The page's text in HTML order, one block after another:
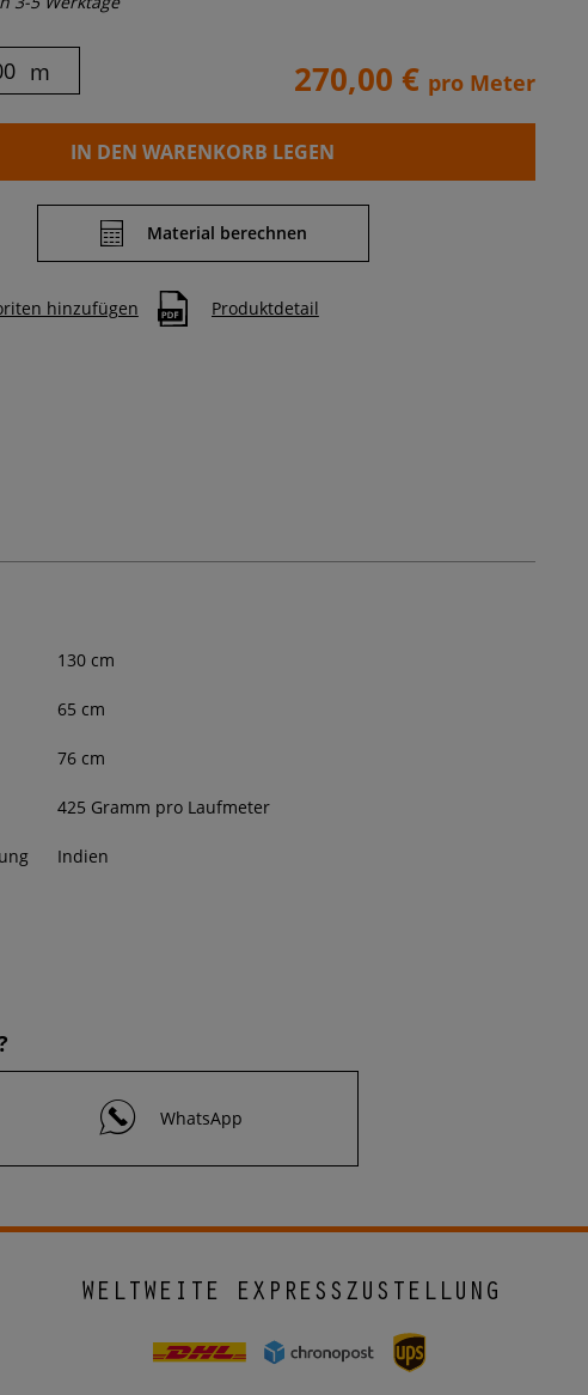
m 270,00 € pro Meter
IN DEN WARENKORB LEGEN
Material berechnen
hinzufügen Produktdetail
130 cm
65 cm
76 cm
425 Gramm pro Laufmeter
Indien
WhatsApp
WELTWEITE EXPRESSZUSTELLUNG